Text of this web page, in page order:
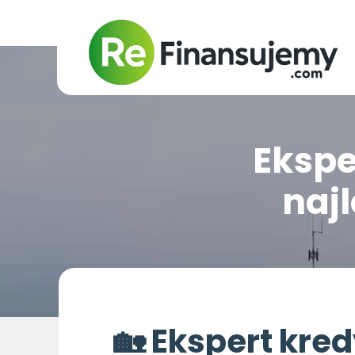
🏡 Ekspert